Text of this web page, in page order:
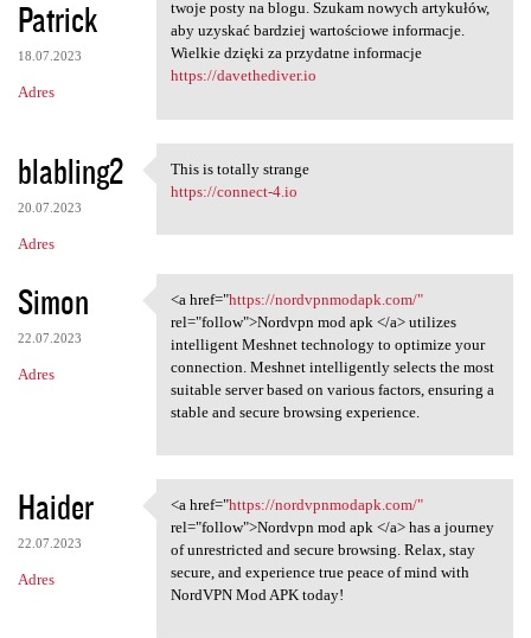
Patrick
18.07.2023
Adres
twoje posty na blogu. Szukam nowych artykułów,
aby uzyskać bardziej wartościowe informacje.
Wielkie dzięki za przydatne informacje
https://davethediver.io
blabling2
20.07.2023
Adres
This is totally strange
This is totally strange
https://connect-4.io
Simon
22.07.2023
Adres
<a href="https:/
<a href="https://nordvpnmodapk.com/"
rel="follow">Nordvpn mod apk </a> utilizes
intelligent Meshnet technology to optimize your
connection. Meshnet intelligently selects the most
suitable server based on various factors, ensuring a
stable and secure browsing experience.
Haider
22.07.2023
Adres
<a href="https:/
<a href="https://nordvpnmodapk.com/"
rel="follow">Nordvpn mod apk </a> has a journey
of unrestricted and secure browsing. Relax, stay
secure, and experience true peace of mind with
NordVPN Mod APK today!